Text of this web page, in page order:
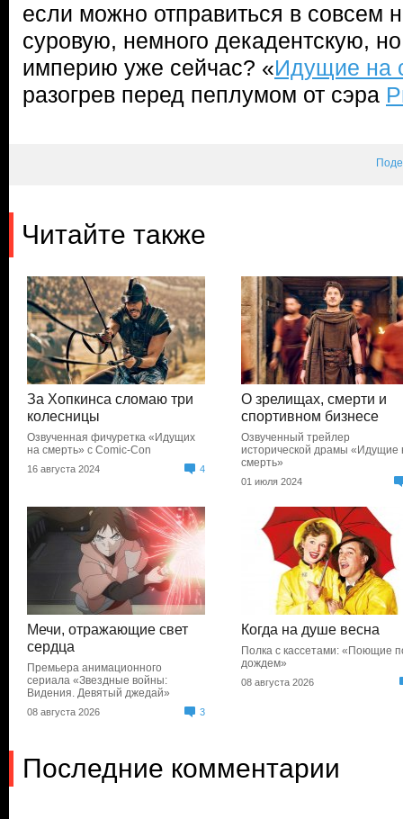
если можно отправиться в совсем
суровую, немного декадентскую,
империю уже сейчас? «Идущие на
разогрев перед пеплумом от сэра
Читайте также
За Хопкинса сломаю три
колесницы
Озвученная фичуретка «Идущих
на смерть» с Comic-Con
16 августа 2024 4
О зрелищах, смерти и
спортивном бизнесе
Озвученный трейлер
исторической драмы «Идущие
смерть»
01 июля 2024
Мечи, отражающие свет
сердца
Премьера анимационного
сериала «Звездные войны:
Видения. Девятый джедай»
08 августа 2026 3
Когда на душе весна
Полка с кассетами: «Поющие
дождем»
08 августа 2026
Последние комментарии